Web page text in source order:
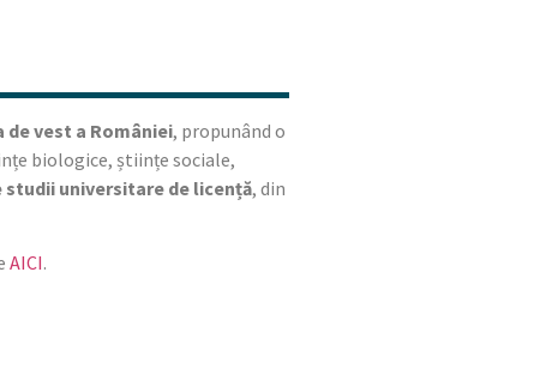
vest a României, propunând o
biologice, științe sociale,
studii universitare de licență, din
AICI.